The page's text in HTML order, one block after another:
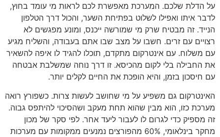
על הדלת שלכם. המערכת מאפשרת לכם לראות מי עומד בחוץ,
לדבר איתו ואפילו לשלוט בפתיחת השער, והכול דרך הטלפון
הנייד. זה מבטיח שרק מי שמורשה ייכנס, ומונע מפגשים לא
רצויים עם זרים. חשבו על מצב שבו אתם בעבודה, והשליח מגיע
עם משלוח. עם אינטרקום מתקדם, תוכלו להגיד לו איפה להשאיר
את החבילה בלי לקום מהכיסא. זו דרך נוחה שמשלבת אבטחה
עם חיסכון בזמן, והיא הופכת את החיים לקלים יותר.
האינטרקום גם משפיע על מי שחושב לעשות צרות. כשפורץ רואה
מערכת כזו, הוא מבין שהוא תחת מעקב ושהסיכוי להיתפס גבוה.
זה מספיק כדי לגרום לו לעבור ליעד אחר. לפי סקר של מכון
מחקר בינלאומי, 60% מהפורצים נמנעים ממקומות עם מערכות